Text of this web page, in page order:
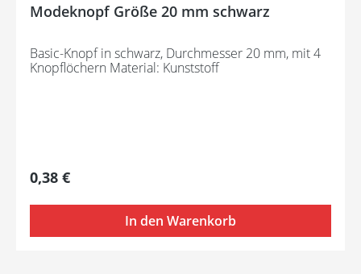
Modeknopf Größe 20 mm schwarz
Basic-Knopf in schwarz, Durchmesser 20 mm, mit 4
Knopflöchern Material: Kunststoff
Regulärer Preis:
0,38 €
In den Warenkorb